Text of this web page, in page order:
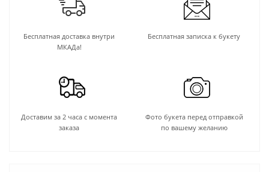
Бесплатная доставка внутри
МКАДа!
Бесплатная записка к букету
Доставим за 2 часа с момента
заказа
Фото букета перед отправкой
по вашему желанию